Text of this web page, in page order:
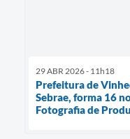
29 ABR 2026 - 11h18
Prefeitura de
Sebrae, forma 16
Fotografia de